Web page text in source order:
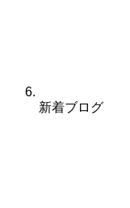
新着ブログ